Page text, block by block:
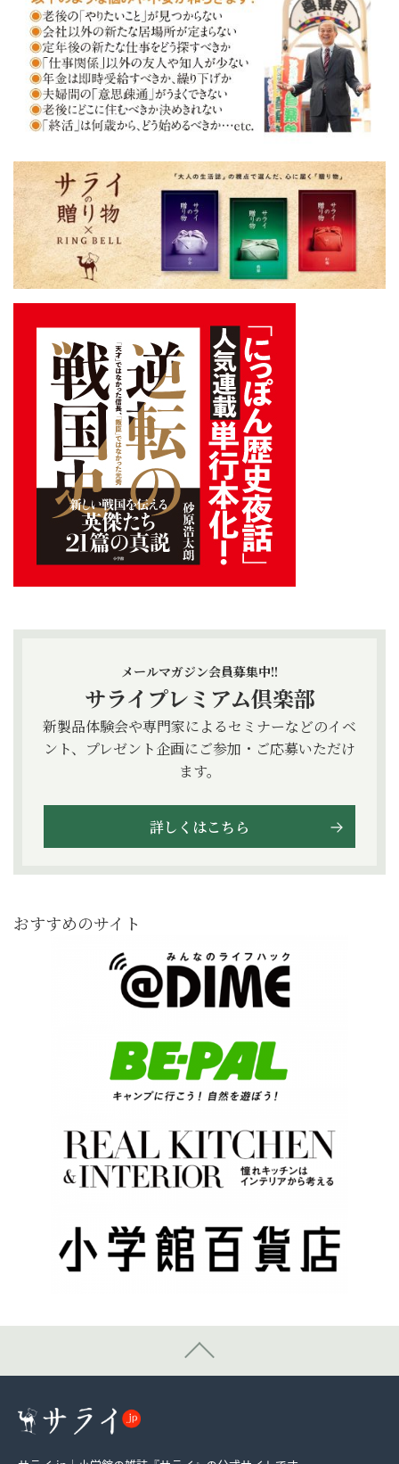
メールマガジン会員募集中!!
サライプレミアム倶楽部
新製品体験会や専門家によるセミナーなどのイベ
ント、プレゼント企画にご参加・ご応募いただけ
ます。
詳しくはこちら
おすすめのサイト